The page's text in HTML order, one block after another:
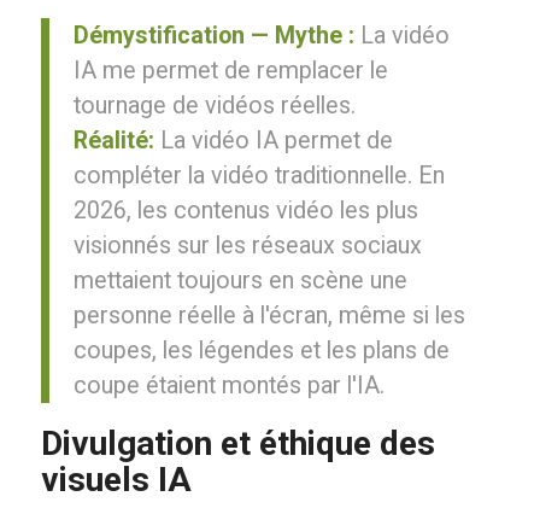
Démystification — Mythe : La vidéo
IA me permet de remplacer le
tournage de vidéos réelles.
Réalité: La vidéo IA permet de
compléter la vidéo traditionnelle. En
2026, les contenus vidéo les plus
visionnés sur les réseaux sociaux
mettaient toujours en scène une
personne réelle à l'écran, même si les
coupes, les légendes et les plans de
coupe étaient montés par l'IA.
Divulgation et éthique des
visuels IA